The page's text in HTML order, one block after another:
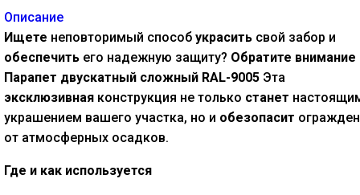
Описание
Ищете неповторимый способ украсить свой забор и
обеспечить его надежную защиту? Обратите внимание
Парапет двускатный сложный RAL-9005 Эта
эксклюзивная конструкция не только станет
украшением вашего участка, но и обезопасит
от атмосферных осадков.
Где и как используется